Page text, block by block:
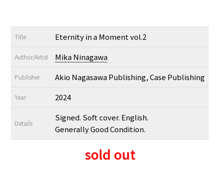
Title Eternity in a Moment vol.2
Author/Artist Mika Ninagawa
Publisher Akio Nagasawa Publishing, Case Publishing
Year 2024
Details
Signed. Soft cover. English.
Generally Good Condition.
sold out